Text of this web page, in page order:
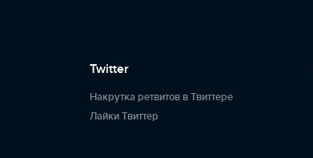
Twitter
Накрутка ретвитов в Твиттере
Лайки Твиттер